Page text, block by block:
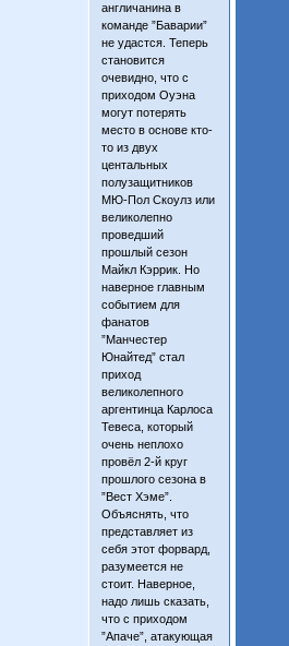
англичанина в
команде ”Баварии”
не удастся. Теперь
становится
очевидно, что с
приходом Оуэна
могут потерять
место в основе кто-
то из двух
центальных
полузащитников
МЮ-Пол Скоулз или
великолепно
проведший
прошлый сезон
Майкл Кэррик. Но
наверное главным
событием для
фанатов
”Манчестер
Юнайтед” стал
приход
великолепного
аргентинца Карлоса
Тевеса, который
очень неплохо
провёл 2-й круг
прошлого сезона в
”Вест Хэме”.
Объяснять, что
представляет из
себя этот форвард,
разумеется не
стоит. Наверное,
надо лишь сказать,
что с приходом
”Апаче”, атакующая